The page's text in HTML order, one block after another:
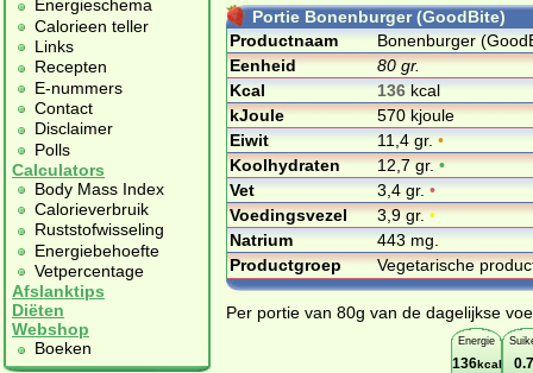
Energieschema
Calorieen teller
Links
Recepten
E-nummers
Contact
Disclaimer
Polls
Calculators
Body Mass Index
Calorieverbruik
Ruststofwisseling
Energiebehoefte
Vetpercentage
Afslanktips
Diëten
Webshop
Boeken
Portie Bonenburger (GoodBite)
Productnaam
Bonenburger
Eenheid
80 gr.
Kcal
136 kcal
kJoule
570 kjoule
Eiwit
11,4 gr. •
Koolhydraten
12,7 gr.•
Vet
3,4 gr. •
Voedingsvezel
3,9 gr.•
Natrium
443 mg.
Productgroep
Vegetarische
Per portie van 80g van de dagelijkse
Energie
136kcal